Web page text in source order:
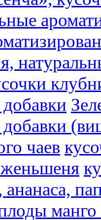
добавки
чаев